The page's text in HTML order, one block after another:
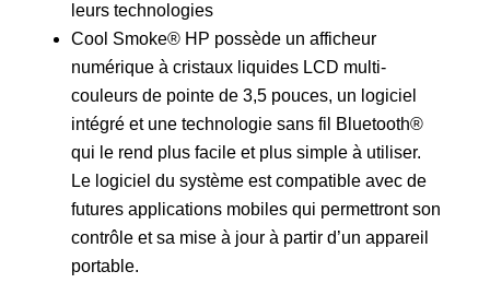
leurs technologies
Cool Smoke® HP possède un afficheur
numérique à cristaux liquides LCD multi-
couleurs de pointe de 3,5 pouces, un logiciel
intégré et une technologie sans fil Bluetooth®
qui le rend plus facile et plus simple à utiliser.
Le logiciel du système est compatible avec de
futures applications mobiles qui permettront son
contrôle et sa mise à jour à partir d’un appareil
portable.